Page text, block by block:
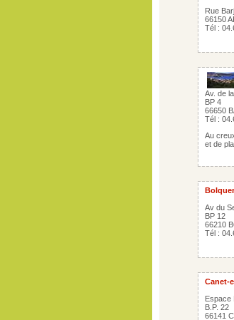
Rue
66150
Tél :
Av. de
BP 4
66650
Tél :
Au
et de
Av du
BP 12
66210
Tél :
Canet-
Espace
B.P. 22
66141